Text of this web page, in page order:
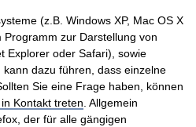
(z.B. Windows XP, Mac OS X
zur Darstellung von
Explorer oder Safari), sowie
dazu führen, dass einzelne
Sie eine Frage haben, können
Kontakt treten . Allgemein
der für alle gängigen